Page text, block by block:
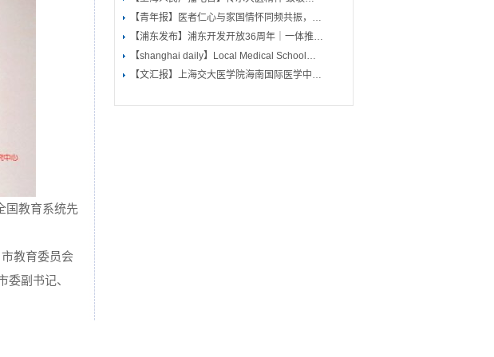
教育系统先
教育委员会
副书记、
【青年报】医者仁心与家国情怀同频共振，…
【浦东发布】浦东开发开放36周年｜一体推…
【shanghai daily】Local Medical School…
【文汇报】上海交大医学院海南国际医学中…